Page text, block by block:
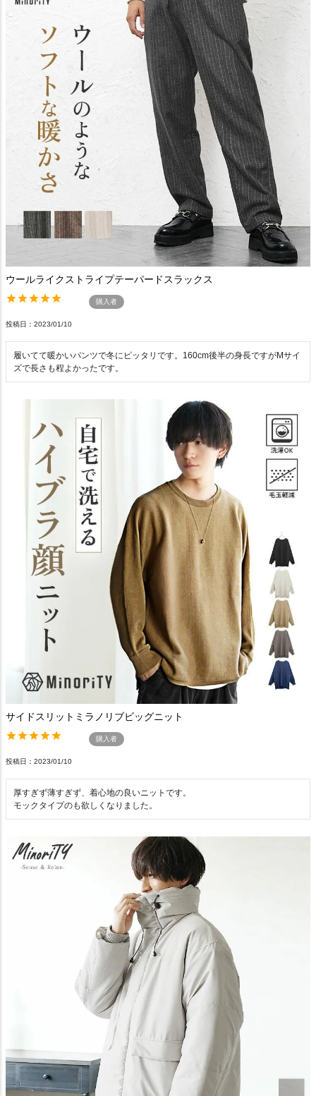
ウールライクストライプテーパードスラックス
購入者
投稿日 2023/01/10
履いてて暖かいパンツで冬にピッタリです。160cm後半の身長ですがMサイ
ズで長さも程よかったです。
サイドスリットミラノリブビッグニット
購入者
投稿日 2023/01/10
厚すぎず薄すぎず、着心地の良いニットです。
モックタイプのも欲しくなりました。